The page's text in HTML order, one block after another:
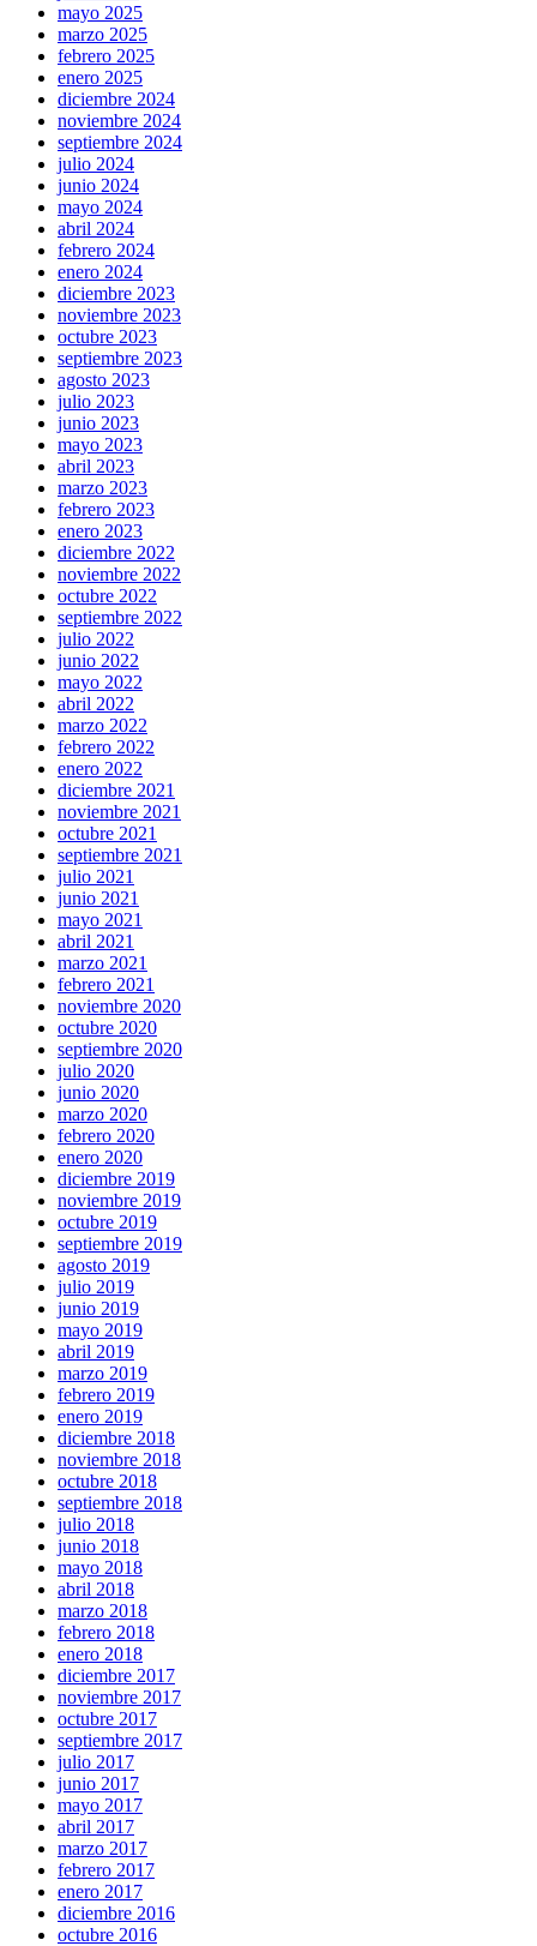
mayo 2025
marzo 2025
febrero 2025
enero 2025
diciembre 2024
noviembre 2024
septiembre 2024
julio 2024
junio 2024
mayo 2024
abril 2024
febrero 2024
enero 2024
diciembre 2023
noviembre 2023
octubre 2023
septiembre 2023
agosto 2023
julio 2023
junio 2023
mayo 2023
abril 2023
marzo 2023
febrero 2023
enero 2023
diciembre 2022
noviembre 2022
octubre 2022
septiembre 2022
julio 2022
junio 2022
mayo 2022
abril 2022
marzo 2022
febrero 2022
enero 2022
diciembre 2021
noviembre 2021
octubre 2021
septiembre 2021
julio 2021
junio 2021
mayo 2021
abril 2021
marzo 2021
febrero 2021
noviembre 2020
octubre 2020
septiembre 2020
julio 2020
junio 2020
marzo 2020
febrero 2020
enero 2020
diciembre 2019
noviembre 2019
octubre 2019
septiembre 2019
agosto 2019
julio 2019
junio 2019
mayo 2019
abril 2019
marzo 2019
febrero 2019
enero 2019
diciembre 2018
noviembre 2018
octubre 2018
septiembre 2018
julio 2018
junio 2018
mayo 2018
abril 2018
marzo 2018
febrero 2018
enero 2018
diciembre 2017
noviembre 2017
octubre 2017
septiembre 2017
julio 2017
junio 2017
mayo 2017
abril 2017
marzo 2017
febrero 2017
enero 2017
diciembre 2016
octubre 2016